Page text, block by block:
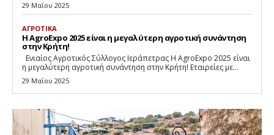
29 Μαΐου 2025
ΑΓΡΟΤΙΚΑ
Η AgroExpo 2025 είναι η μεγαλύτερη αγροτική συνάντηση
στην Κρήτη!
Eνιαίος Αγροτικός Σύλλογος Ιεράπετρας Η AgroExpo 2025 είναι
η μεγαλύτερη αγροτική συνάντηση στην Κρήτη! Εταιρείες με...
29 Μαΐου 2025